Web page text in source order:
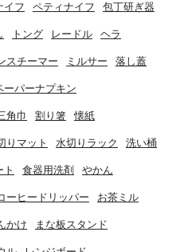
イフ ペティナイフ 包丁研ぎ器
トング レードル ヘラ
スチーマー ミルサー 落し蓋
ーパーナプキン
角巾 割り箸 懐紙
りマット 水切りラック 洗い桶
ト 食器用洗剤 やかん
ーヒードリッパー お茶ミル
かけ まな板スタンド